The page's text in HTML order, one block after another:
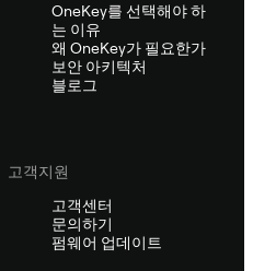
OneKey를 선택해야 하
는 이유
왜 OneKey가 필요한가
보안 아키텍처
블로그
고객지원
고객센터
문의하기
펌웨어 업데이트